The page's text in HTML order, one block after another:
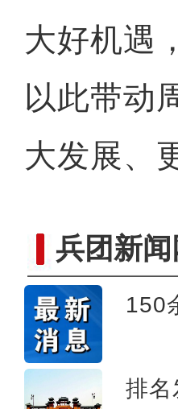
大好机遇
以此带动
大发展、
兵团新闻
150
排名